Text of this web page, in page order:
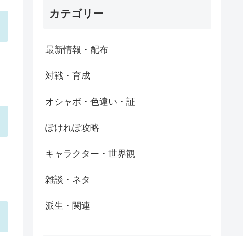
カテゴリー
最新情報・配布
対戦・育成
オシャボ・色違い・証
ぽけれぽ攻略
キャラクター・世界観
雑談・ネタ
派生・関連